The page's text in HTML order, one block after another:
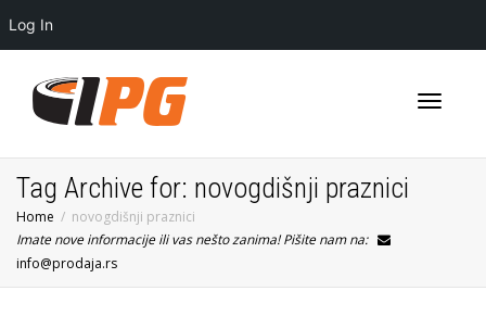
Log In
Tag Archive for: novogdišnji praznici
Home
novogdišnji praznici
Imate nove informacije ili vas nešto zanima! Pišite nam na:
info@prodaja.rs